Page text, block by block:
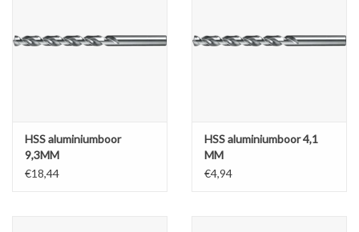
Schroefdraad snijden |
HSS aluminiumboor
9,3MM
€18,44
HSS aluminiumboor 4,1
MM
€4,94